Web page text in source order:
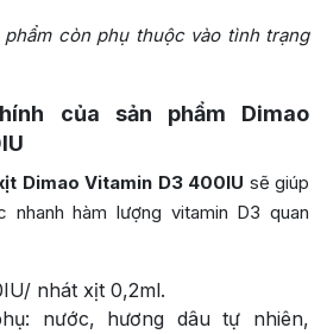
phẩm còn phụ thuộc vào tình trạng
của sản phẩm Dimao
Dimao Vitamin D3 400IU sẽ giúp
hàm lượng vitamin D3 quan
nhát xịt 0,2ml.
nước, hương dâu tự nhiên,